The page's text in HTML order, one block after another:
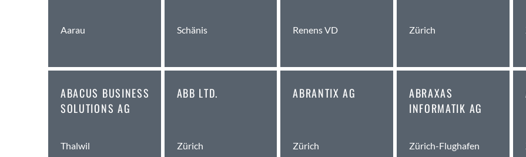
Andelfingen
Aarau Schänis Renens VD Zürich
ABACUS BUSINESS
SOLUTIONS AG
Thalwil
ABB LTD.
Zürich
ABRANTIX AG
Zürich
ABRAXAS
INFORMATIK AG
Zürich-Flughafen